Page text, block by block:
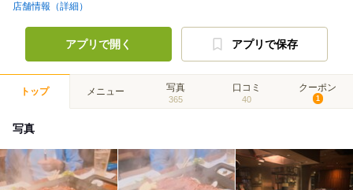
店舗情報（詳細）
アプリで開く アプリで保存
トップ メニュー 写真
365
口コミ
40
クーポン
1
写真